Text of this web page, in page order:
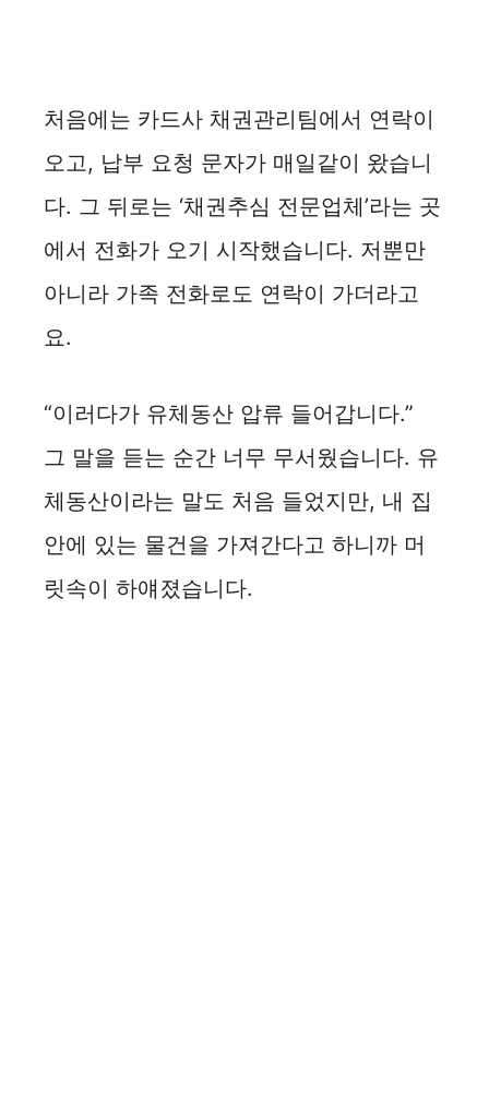
처음에는 카드사 채권관리팀에서 연락이
오고, 납부 요청 문자가 매일같이 왔습니
다. 그 뒤로는 ‘채권추심 전문업체’라는 곳
에서 전화가 오기 시작했습니다. 저뿐만
아니라 가족 전화로도 연락이 가더라고
요.
“이러다가 유체동산 압류 들어갑니다.”
그 말을 듣는 순간 너무 무서웠습니다. 유
체동산이라는 말도 처음 들었지만, 내 집
안에 있는 물건을 가져간다고 하니까 머
릿속이 하얘졌습니다.